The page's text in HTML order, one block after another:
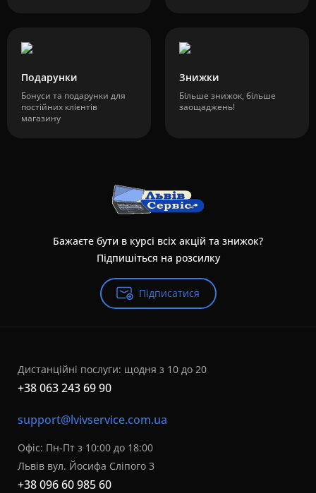
Подарунки
Бонуси та подарунки для
постійних клієнтів
магазину
Знижки
Більше знижок, більше
заощаджень!
Бажаєте бути в курсі всіх акцій та знижок?
Підпишіться на розсилку
Підписатися
Дистанційні послуги: щодня з 10 до 20
+38 063 243 69 90
support@lvivservice.com.ua
Офіс: Пн-Пт з 10:00 до 18:00
Львів вул. Йосифа Сліпого 3
+38 096 60 985 60